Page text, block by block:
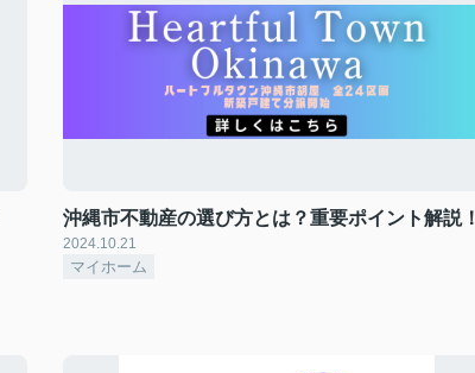
沖縄市不動産の選び方とは？重要ポイント解説！
2024.10.21
マイホーム